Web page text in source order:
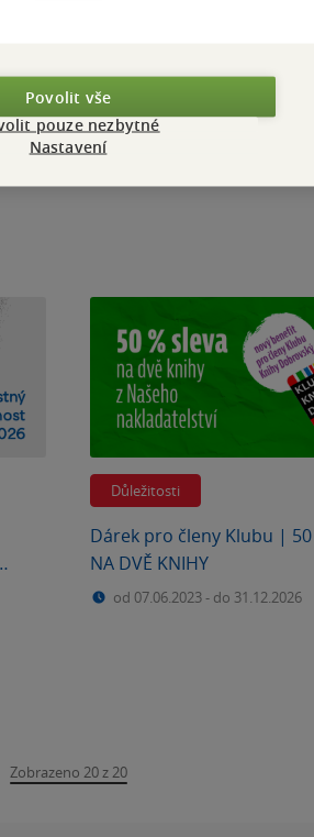
Soutěže
Soutěž s ISIC o 20 000 Kč!
Důležitosti
Dárek pro členy Klubu | 50
NA DVĚ KNIHY
od 07.06.2023- do 31.12.2026
Zobrazeno 20 z 20
Povolit vše
pouze nezbytné
Nastavení